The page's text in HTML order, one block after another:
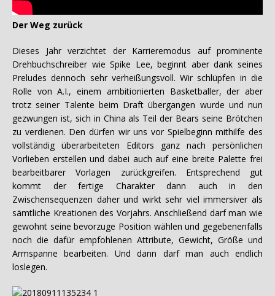
Der Weg zurück
Dieses Jahr verzichtet der Karrieremodus auf prominente
Drehbuchschreiber wie Spike Lee, beginnt aber dank seines
Preludes dennoch sehr verheißungsvoll. Wir schlüpfen in die
Rolle von A.I., einem ambitionierten Basketballer, der aber
trotz seiner Talente beim Draft übergangen wurde und nun
gezwungen ist, sich in China als Teil der Bears seine Brötchen
zu verdienen. Den dürfen wir uns vor Spielbeginn mithilfe des
vollständig überarbeiteten Editors ganz nach persönlichen
Vorlieben erstellen und dabei auch auf eine breite Palette frei
bearbeitbarer Vorlagen zurückgreifen. Entsprechend gut
kommt der fertige Charakter dann auch in den
Zwischensequenzen daher und wirkt sehr viel immersiver als
sämtliche Kreationen des Vorjahrs. Anschließend darf man wie
gewohnt seine bevorzuge Position wählen und gegebenenfalls
noch die dafür empfohlenen Attribute, Gewicht, Größe und
Armspanne bearbeiten. Und dann darf man auch endlich
loslegen.